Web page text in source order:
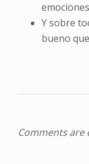
Y sobre
bueno
Comments are